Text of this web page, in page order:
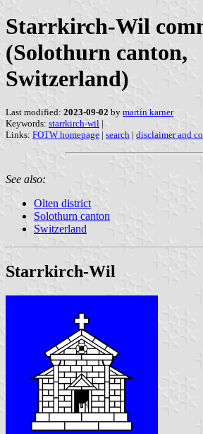
Starrkirch-Wil
(Solothurn canton,
Switzerland)
Last modified: 2023-09-02 by martin karner
Keywords: starrkirch-wil |
Links: FOTW homepage | search | disclaimer and
See also:
Olten district
Solothurn canton
Switzerland
Starrkirch-Wil